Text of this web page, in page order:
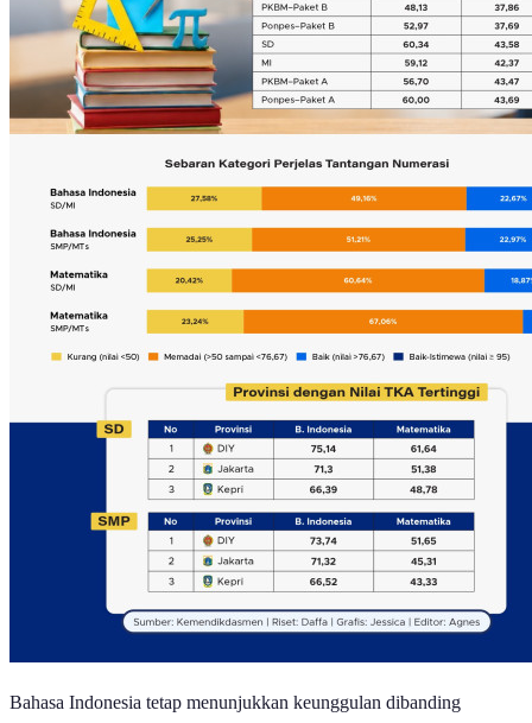
Bahasa Indonesia tetap menunjukkan keunggulan dibanding